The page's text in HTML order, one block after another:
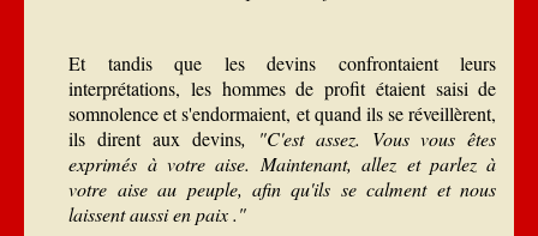
Et tandis que les devins confrontaient leurs
interprétations, les hommes de profit étaient saisi de
somnolence et s'endormaient, et quand ils se réveillèrent,
ils dirent aux devins, "C'est assez. Vous vous êtes
exprimés à votre aise. Maintenant, allez et parlez à
votre aise au peuple, afin qu'ils se calment et nous
laissent aussi en paix ."